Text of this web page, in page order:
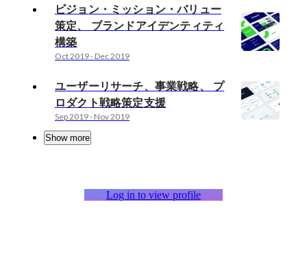
ビジョン・ミッション・バリュー
策定、 ブランドアイデンティティ
構築
Oct 2019- Dec 2019
ユーザーリサーチ、事業戦略、 プ
ロダクト戦略策定支援
Sep 2019- Nov 2019
Show more
Log in to view profile